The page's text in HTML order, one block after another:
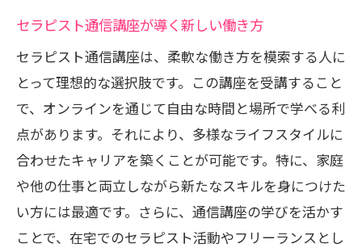
の魅力
い機会
セラピスト通信講座の資格取得がキャリ
アに与える影響
資格を活かしたセラピスト通信講座の活
用法
セラピスト通信講座の資格取得で得られ
る信頼感
セラピスト通信講座が導く新しい働き方
セラピスト通信講座は、柔軟な働き方を模索する人に
とって理想的な選択肢です。この講座を受講すること
で、オンラインを通じて自由な時間と場所で学べる利
点があります。それにより、多様なライフスタイルに
合わせたキャリアを築くことが可能です。特に、家庭
や他の仕事と両立しながら新たなスキルを身につけた
い方には最適です。さらに、通信講座の学びを活かす
ことで、在宅でのセラピスト活動やフリーランスとし